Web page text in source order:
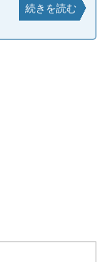
続きを読む